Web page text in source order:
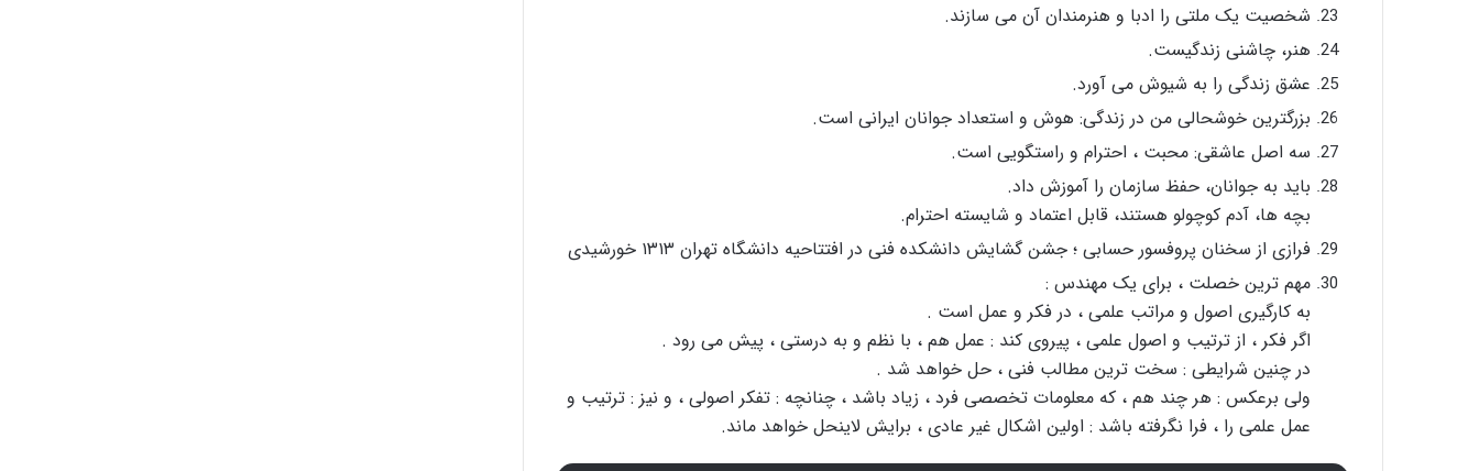
شخصیت یک ملتی را ادبا و هنرمندان آن می سازند.
هنر، چاشنی زندگیست.
عشق زندگی را به شیوش می آورد.
بزرگترین خوشحالی من در زندگی: هوش و استعداد جوانان ایرانی است.
سه اصل عاشقی: محبت ، احترام و راستگویی است.
باید به جوانان، حفظ سازمان را آموزش داد.
بچه ها، آدم کوچولو هستند، قابل اعتماد و شایسته احترام.
فرازی از سخنان پروفسور حسابی ؛ جشن گشایش دانشکده فنی در افتتاحیه دانشگاه تهران ۱۳۱۳ خورشیدی
مهم ترین خصلت ، برای یک مهندس :
به کارگیری اصول و مراتب علمی ، در فکر و عمل است .
اگر فکر ، از ترتیب و اصول علمی ، پیروی کند : عمل هم ، با نظم و به درستی ، پیش می رود .
در چنین شرایطی : سخت ترین مطالب فنی ، حل خواهد شد .
ولی برعکس : هر چند هم ، که معلومات تخصصی فرد ، زیاد باشد ، چنانچه : تفکر اصولی ، و نیز : ترتیب و
عمل علمی را ، فرا نگرفته باشد : اولین اشکال غیر عادی ، برایش لاینحل خواهد ماند.